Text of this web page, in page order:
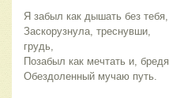
Я забыл как дышать без тебя,
Заскорузнула, треснувши,
грудь,
Позабыл как мечтать и, бредя,
Обездоленный мучаю путь.